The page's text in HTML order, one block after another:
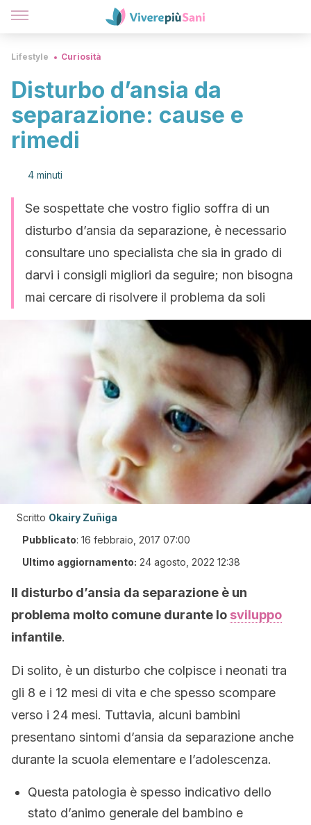
Lifestyle Curiosità
Disturbo d’ansia da
separazione: cause e
rimedi
4 minuti
Se sospettate che vostro figlio soffra di un
disturbo d’ansia da separazione, è necessario
consultare uno specialista che sia in grado di
darvi i consigli migliori da seguire; non bisogna
mai cercare di risolvere il problema da soli
Scritto Okairy Zuñiga
Pubblicato: 16 febbraio, 2017 07:00
Ultimo aggiornamento: 24 agosto, 2022 12:38
Il disturbo d’ansia da separazione è un
problema molto comune durante lo sviluppo
infantile.
Di solito, è un disturbo che colpisce i neonati tra
gli 8 e i 12 mesi di vita e che spesso scompare
verso i 24 mesi. Tuttavia, alcuni bambini
presentano sintomi d’ansia da separazione anche
durante la scuola elementare e l’adolescenza.
Questa patologia è spesso indicativo dello
stato d’animo generale del bambino e